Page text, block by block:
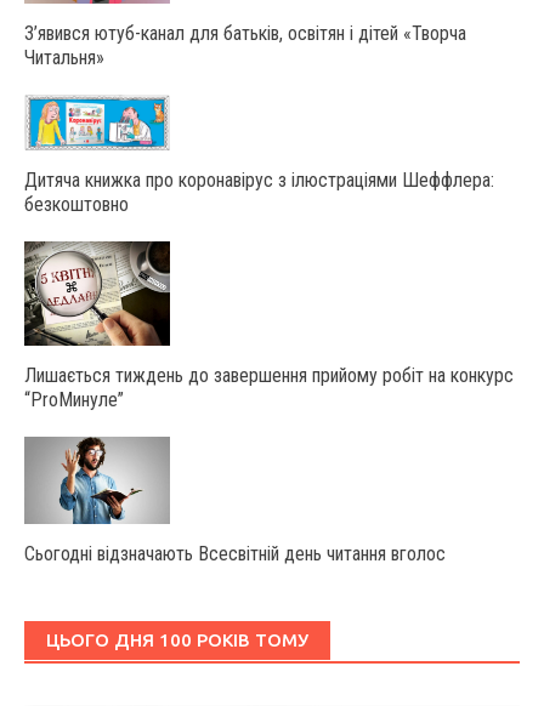
З’явився ютуб-канал для батьків, освітян і дітей «Творча
Читальня»
Дитяча книжка про коронавірус з ілюстраціями Шеффлера:
безкоштовно
Лишається тиждень до завершення прийому робіт на конкурс
“ProМинуле”
Сьогодні відзначають Всесвітній день читання вголос
ЦЬОГО ДНЯ 100 РОКІВ ТОМУ